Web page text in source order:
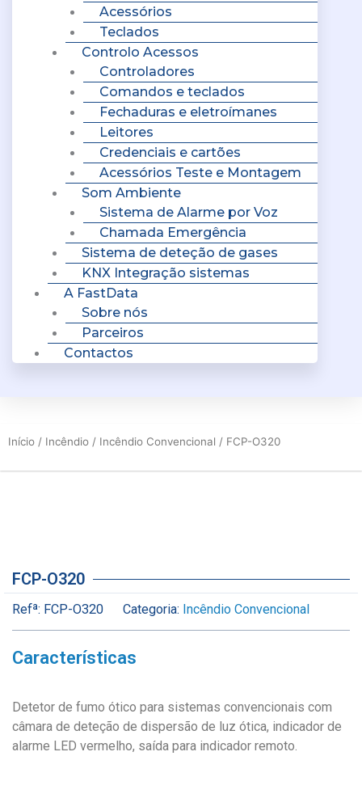
Acessórios
Teclados
Controlo Acessos
Controladores
Comandos e teclados
Fechaduras e eletroímanes
Leitores
Credenciais e cartões
Acessórios Teste e Montagem
Som Ambiente
Sistema de Alarme por Voz
Chamada Emergência
Sistema de deteção de gases
KNX Integração sistemas
A FastData
Sobre nós
Parceiros
Contactos
Início / Incêndio / Incêndio Convencional / FCP-O320
FCP-O320
Refª: FCP-O320 Categoria: Incêndio Convencional
Características
Detetor de fumo ótico para sistemas convencionais com
câmara de deteção de dispersão de luz ótica, indicador de
alarme LED vermelho, saída para indicador remoto.